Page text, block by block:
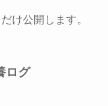
け公開します。
ログ